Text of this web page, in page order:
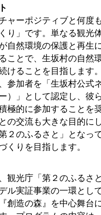
ャーポジティブと何度
り」です。単なる観光
自然環境の保護と再生
ことで、生坂村の自然
けることを目指します
参加者を「生坂村公式
）」として認定し、彼
極的に参加することを
の交流も大きな目的に
２のふるさと」となっ
くりを目指します。
観光庁「第２のふるさ
ル実証事業の一環とし
創造の森』を中心舞台